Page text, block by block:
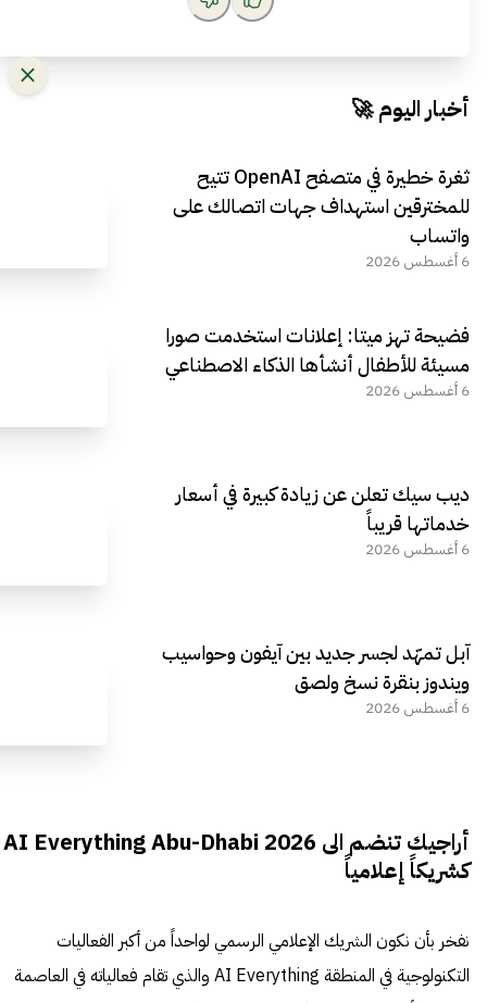
أخبار اليوم 🚀
ثغرة خطيرة في متصفح OpenAI تتيح
للمخترقين استهداف جهات اتصالك على
واتساب
6 أغسطس 2026
فضيحة تهز ميتا: إعلانات استخدمت صورا
مسيئة للأطفال أنشأها الذكاء الاصطناعي
6 أغسطس 2026
ديب سيك تعلن عن زيادة كبيرة في أسعار
خدماتها قريباً
6 أغسطس 2026
آبل تمهّد لجسر جديد بين آيفون وحواسيب
ويندوز بنقرة نسخ ولصق
6 أغسطس 2026
أراجيك تنضم الى AI Everything Abu-Dhabi 2026
كشريكاً إعلامياً
نفخر بأن نكون الشريك الإعلامي الرسمي لواحداً من أكبر الفعاليات
التكنولوجية في المنطقة AI Everything والذي تقام فعالياته في العاصمة